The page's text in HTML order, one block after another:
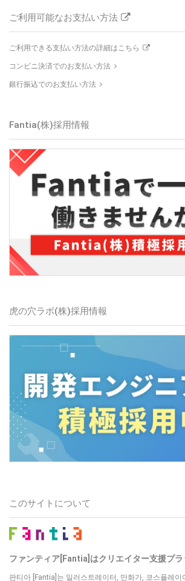
ご利用可能なお支払い方法
ご利用できる支払い方法の詳細はこちら
コンビニ決済でのお支払い方法
銀行振込でのお支払い方法
Fantia(株)採用情報
虎の穴ラボ(株)採用情報
このサイトについて
ファンティア[Fantia]はクリエイター支援プラ
판티아 [Fantia]는 일러스트레이터, 만화가, 코스플레이